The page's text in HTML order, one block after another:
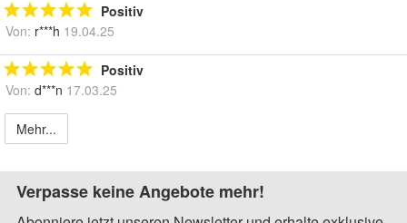
Positiv
Von: r***h 19.04.25
Positiv
Von: d***n 17.03.25
Mehr...
Verpasse keine Angebote mehr!